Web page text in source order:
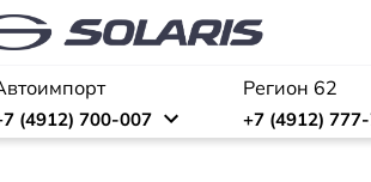
(4912) 700-007
Регион 62
+7 (4912)